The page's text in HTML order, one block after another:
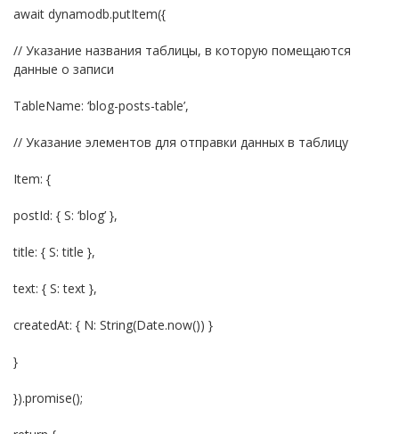
await dynamodb.putItem({
// Указание названия таблицы, в которую помещаются
данные о записи
TableName: ‘blog-posts-table’,
// Указание элементов для отправки данных в таблицу
Item: {
postId: { S: ‘blog’ },
title: { S: title },
text: { S: text },
createdAt: { N: String(Date.now()) }
}
}).promise();